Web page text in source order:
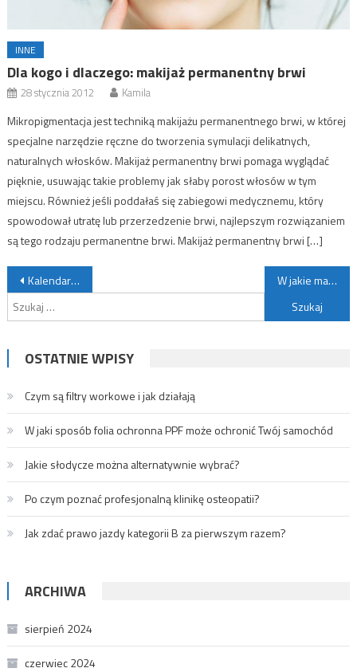
INNE
Dla kogo i dlaczego: makijaż permanentny brwi
28 stycznia 2012 Kamila
Mikropigmentacja jest techniką makijażu permanentnego brwi, w której
specjalne narzędzie ręczne do tworzenia symulacji delikatnych,
naturalnych włosków. Makijaż permanentny brwi pomaga wyglądać
pięknie, usuwając takie problemy jak słaby porost włosów w tym
miejscu. Również jeśli poddałaś się zabiegowi medycznemu, który
spowodował utratę lub przerzedzenie brwi, najlepszym rozwiązaniem
są tego rodzaju permanentne brwi. Makijaż permanentny brwi […]
Nawigacja wpisu
Kalendarz do zadań specjalnych W jakie materace warto inwestować?
Szukaj:
OSTATNIE WPISY
Czym są filtry workowe i jak działają
W jaki sposób folia ochronna PPF może ochronić Twój samochód
Jakie słodycze można alternatywnie wybrać?
Po czym poznać profesjonalną klinikę osteopatii?
Jak zdać prawo jazdy kategorii B za pierwszym razem?
ARCHIWA
sierpień 2024
czerwiec 2024